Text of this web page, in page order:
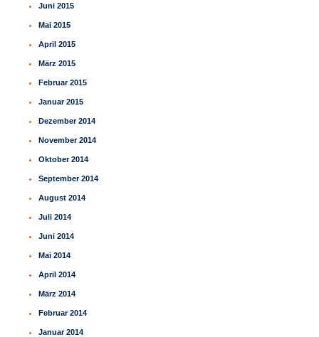
Juni 2015
Mai 2015
April 2015
März 2015
Februar 2015
Januar 2015
Dezember 2014
November 2014
Oktober 2014
September 2014
August 2014
Juli 2014
Juni 2014
Mai 2014
April 2014
März 2014
Februar 2014
Januar 2014